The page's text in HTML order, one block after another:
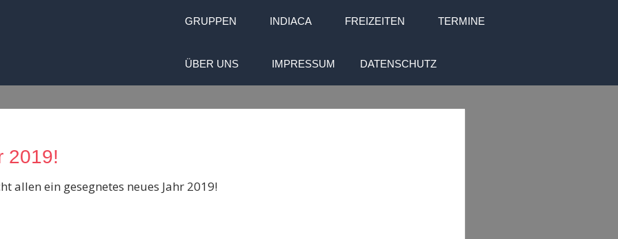
GRUPPEN INDIACA FREIZEITEN TERMINE
ÜBER UNS IMPRESSUM DATENSCHUTZ
2019!
allen ein gesegnetes neues Jahr 2019!